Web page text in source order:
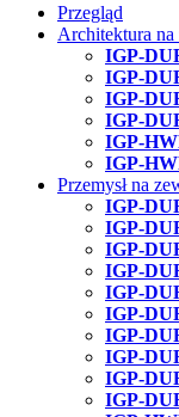
Przegląd
Architektura na
IGP-
IGP-
IGP-
IGP-
IGP-
IGP-
Przemysł na
IGP-
IGP-
IGP-
IGP-
IGP-
IGP-
IGP-
IGP-
IGP-
IGP-